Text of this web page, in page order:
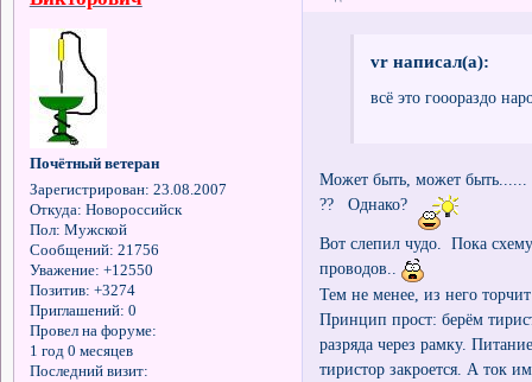
Почётный ветеран
Зарегистрирован: 23.08.2007
Откуда: Новороссийск
Пол: Мужской
Сообщений: 21756
Уважение: +12550
Позитив: +3274
Приглашений: 0
Провел на форуме:
1 год 0 месяцев
Последний визит:
vr написал(а):
всё это гoooраздо
Может быть, может быть......
?? Однако?
Вот слепил чудо. Пока
проводов..
Тем не менее, из него
Принцип прост: берём
разряда через рамку.
тиристор закроется. А ток